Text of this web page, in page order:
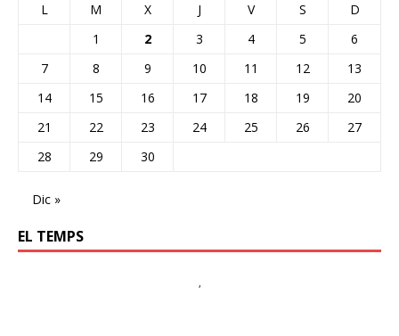
L M X J V S
D
1
2 3 4 5
6
7
8 9 10 11 12
13
14
15 16 17 18 19
20
21
22 23 24 25 26
27
28
29 30
Dic »
EL TEMPS
,